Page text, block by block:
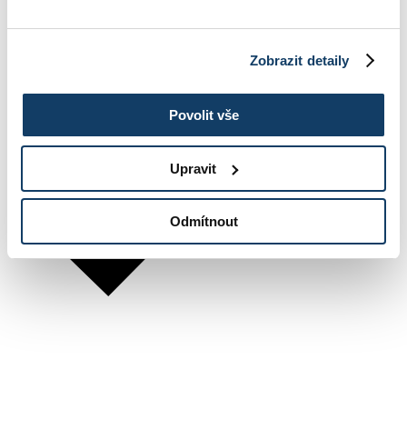
Zobrazit detaily
Povolit vše
Upravit
Odmítnout